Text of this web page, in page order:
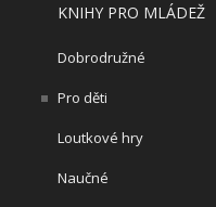
KNIHY PRO MLÁDEŽ
Dobrodružné
Pro děti
Loutkové hry
Naučné